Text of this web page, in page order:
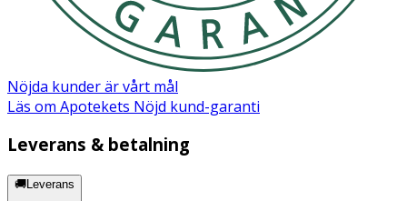
Nöjda kunder är vårt mål
Läs om Apotekets Nöjd kund-garanti
Leverans & betalning
🚚Leverans